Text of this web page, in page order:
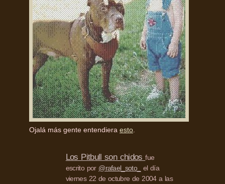
Ojalá más gente entendiera esto
Los Pitbull son chidosfue
escrito por @rafael_soto_
el día
viernes 22 de octubre de 2004 a las